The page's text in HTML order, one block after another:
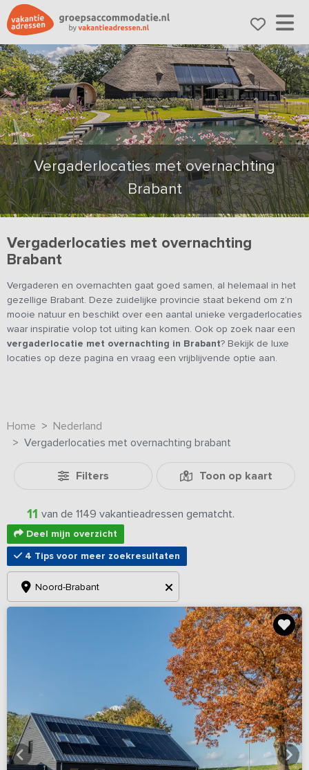
Vergaderlocaties met overnachting
Brabant
Vergaderlocaties met overnachting
Brabant
Vergaderen en overnachten gaat goed samen, al helemaal in het
gezellige Brabant. Deze zuidelijke provincie staat bekend om z’n
mooie natuur en beschikt over een aantal unieke vergaderlocaties
waar inspiratie volop tot uiting kan komen. Ook op zoek naar een
vergaderlocatie met overnachting in Brabant? Bekijk de luxe
locaties op deze pagina en vraag een vrijblijvende optie aan.
Home
Nederland
Vergaderlocaties met overnachting brabant
Filters Toon op kaart
11 van de 1149 vakantieadressen gematcht.
Deel mijn overzicht
4 Tips voor meer zoekresultaten
Noord-Brabant